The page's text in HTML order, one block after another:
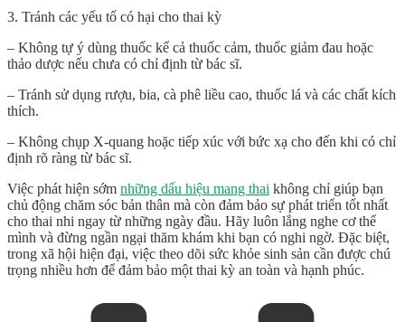
3. Tránh các yếu tố có hại cho thai kỳ
– Không tự ý dùng thuốc kể cả thuốc cảm, thuốc giảm đau hoặc
thảo dược nếu chưa có chỉ định từ bác sĩ.
– Tránh sử dụng rượu, bia, cà phê liều cao, thuốc lá và các chất kích
thích.
– Không chụp X-quang hoặc tiếp xúc với bức xạ cho đến khi có chỉ
định rõ ràng từ bác sĩ.
Việc phát hiện sớm những dấu hiệu mang thai không chỉ giúp bạn
chủ động chăm sóc bản thân mà còn đảm bảo sự phát triển tốt nhất
cho thai nhi ngay từ những ngày đầu. Hãy luôn lắng nghe cơ thể
mình và đừng ngần ngại thăm khám khi bạn có nghi ngờ. Đặc biệt,
trong xã hội hiện đại, việc theo dõi sức khỏe sinh sản cần được chú
trọng nhiều hơn để đảm bảo một thai kỳ an toàn và hạnh phúc.